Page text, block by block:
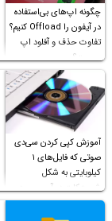
چگونه اپ‌های بی‌استفاده
در آیفون را Offload کنیم؟
تفاوت حذف و آفلود اپ
چیست؟
آموزش کپی کردن سی‌دی
صوتی که فایل‌های ۱
کیلوبایتی به شکل
شورت‌کات در آن موجود
است!